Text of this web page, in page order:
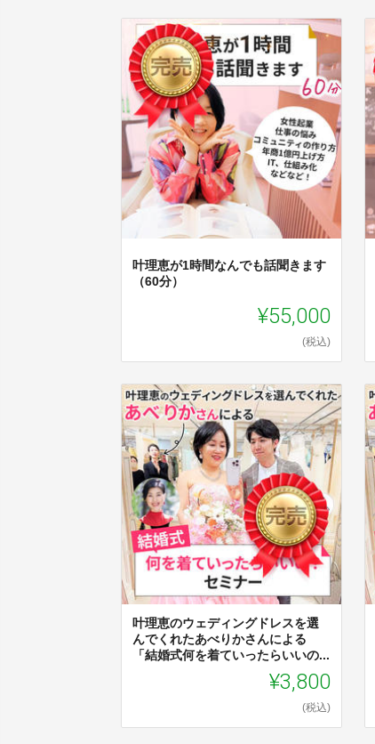
叶理恵が1時間なんでも話聞きます
（60分）
¥55,000
(税込)
叶理恵のウェディングドレスを選
んでくれたあべりかさんによる
「結婚式何を着ていったらいいの...
¥3,800
(税込)